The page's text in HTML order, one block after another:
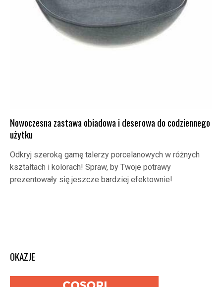
Nowoczesna zastawa obiadowa i deserowa do codziennego
użytku
Odkryj szeroką gamę talerzy porcelanowych w różnych
kształtach i kolorach! Spraw, by Twoje potrawy
prezentowały się jeszcze bardziej efektownie!
OKAZJE